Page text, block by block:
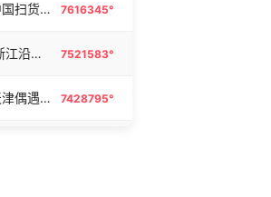
外国游客来中国扫货新特产 7616345°
强台风靠近 浙江沿海掀起15米巨浪 7521583°
新疆女孩在天津偶遇支教老师哭红眼 7428795°